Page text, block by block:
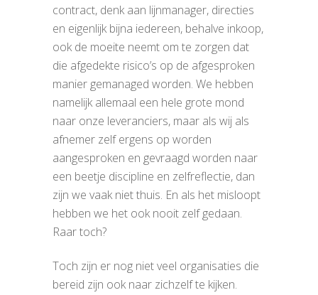
contract, denk aan lijnmanager, directies
en eigenlijk bijna iedereen, behalve inkoop,
ook de moeite neemt om te zorgen dat
die afgedekte risico’s op de afgesproken
manier gemanaged worden. We hebben
namelijk allemaal een hele grote mond
naar onze leveranciers, maar als wij als
afnemer zelf ergens op worden
aangesproken en gevraagd worden naar
een beetje discipline en zelfreflectie, dan
zijn we vaak niet thuis. En als het misloopt
hebben we het ook nooit zelf gedaan.
Raar toch?
Toch zijn er nog niet veel organisaties die
bereid zijn ook naar zichzelf te kijken.